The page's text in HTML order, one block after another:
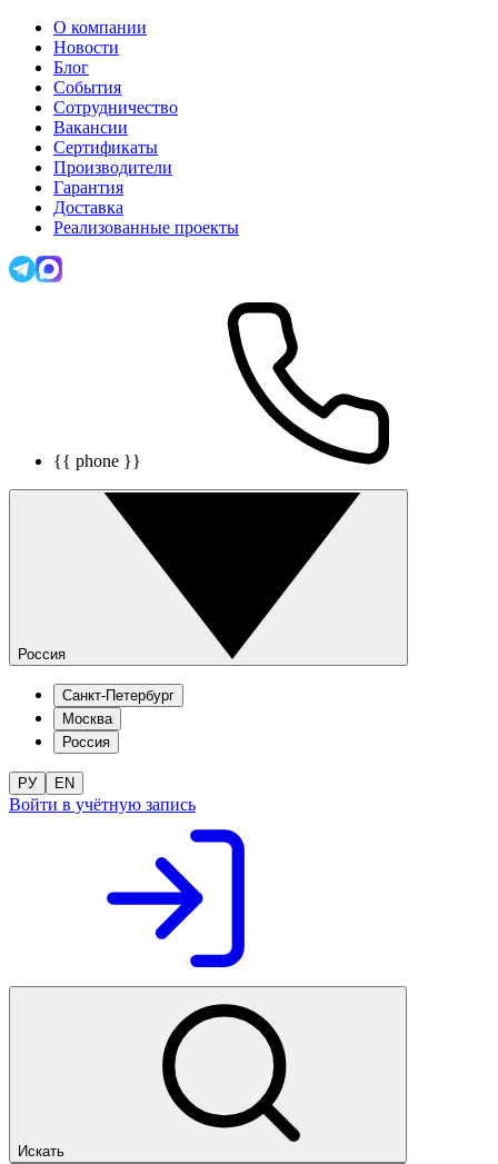
О компании
Новости
Блог
События
Сотрудничество
Вакансии
Сертификаты
Производители
Гарантия
Доставка
Реализованные проекты
{{ phone }}
Россия
Санкт-Петербург
Москва
Россия
РУ EN
Войти в учётную запись
Искать